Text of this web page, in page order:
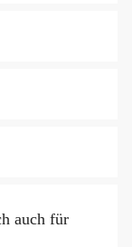
auch für